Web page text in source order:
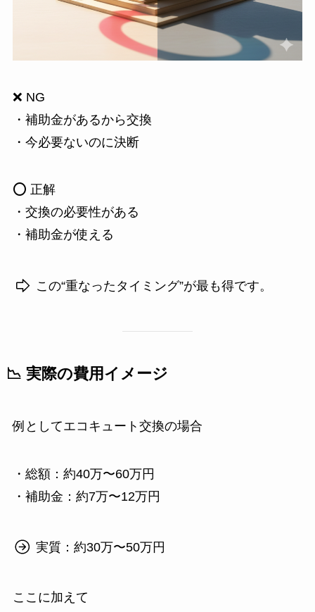
❌ NG
・補助金があるから交換
・今必要ないのに決断
⭕ 正解
・交換の必要性がある
・補助金が使える
この“重なったタイミング”が最も得です。
📉 実際の費用イメージ
例としてエコキュート交換の場合
・総額：約40万〜60万円
・補助金：約7万〜12万円
実質：約30万〜50万円
ここに加えて